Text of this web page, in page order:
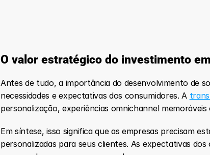
O valor estratégico do investimento
Antes de tudo, a importância do desenvolvimento de
necessidades e expectativas dos consumidores. A
personalização, experiências omnichannel
Em síntese, isso significa que as empresas precisam
personalizadas para seus clientes. As expectativas